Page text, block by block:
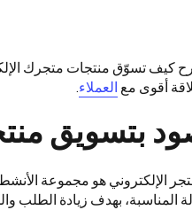
كيف تسوّق منتجات متجرك
أقوى مع العملاء.
بتسويق
الإلكتروني هو مجموعة
المناسبة، بهدف زيادة الطلب